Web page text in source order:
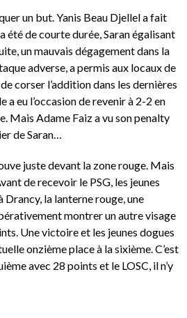
un but. Yanis Beau Djellel a fait
été de courte durée, Saran égalisant
un mauvais dégagement dans la
adverse, a permis aux locaux de
corser l’addition dans les dernières
a eu l’occasion de revenir à 2-2 en
Mais Adame Faiz a vu son penalty
de Saran…
juste devant la zone rouge. Mais
de recevoir le PSG, les jeunes
la lanterne rouge, une
montrer un autre visage
Une victoire et les jeunes dogues
onzième place à la sixième. C’est
avec 28 points et le LOSC, il n’y